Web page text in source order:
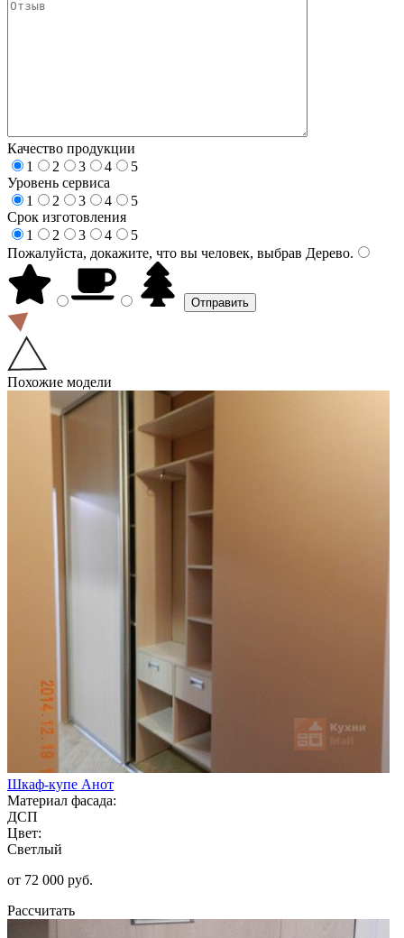
Качество продукции
1
2 3 4
5
Уровень сервиса
1
2 3 4
5
Срок изготовления
1
2 3 4
5
Пожалуйста, докажите, что вы человек, выбрав Дерево.
Похожие модели
Шкаф-купе Анот
Материал фасада:
ДСП
Цвет:
Светлый
от 72 000 руб.
Рассчитать